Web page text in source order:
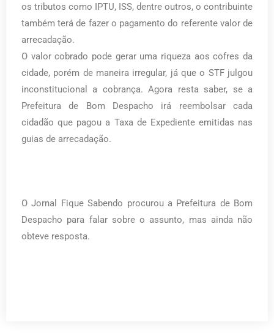
os tributos como IPTU, ISS, dentre outros, o contribuinte
também terá de fazer o pagamento do referente valor de
arrecadação.
O valor cobrado pode gerar uma riqueza aos cofres da
cidade, porém de maneira irregular, já que o STF julgou
inconstitucional a cobrança. Agora resta saber, se a
Prefeitura de Bom Despacho irá reembolsar cada
cidadão que pagou a Taxa de Expediente emitidas nas
guias de arrecadação.
O Jornal Fique Sabendo procurou a Prefeitura de Bom
Despacho para falar sobre o assunto, mas ainda não
obteve resposta.